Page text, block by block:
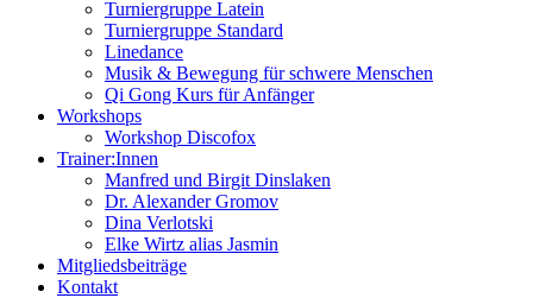
Turniergruppe Latein
Turniergruppe Standard
Linedance
Musik & Bewegung für schwere Menschen​
Qi Gong Kurs für Anfänger
Workshops
Workshop Discofox
Trainer:Innen
Manfred und Birgit Dinslaken
Dr. Alexander Gromov
Dina Verlotski
Elke Wirtz alias Jasmin
Mitgliedsbeiträge
Kontakt